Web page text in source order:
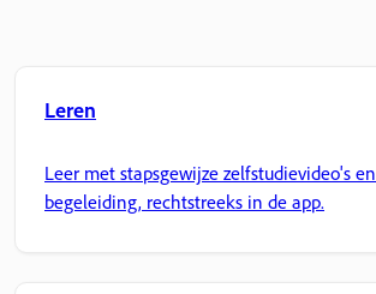
Leren
Leer met stapsgewijze zelfstudievideo's
begeleiding, rechtstreeks in de app.